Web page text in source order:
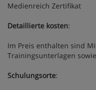
Medienreich Zertifikat
Detaillierte kosten:
Im Preis enthalten sind
Trainingsunterlagen
Schulungsorte: